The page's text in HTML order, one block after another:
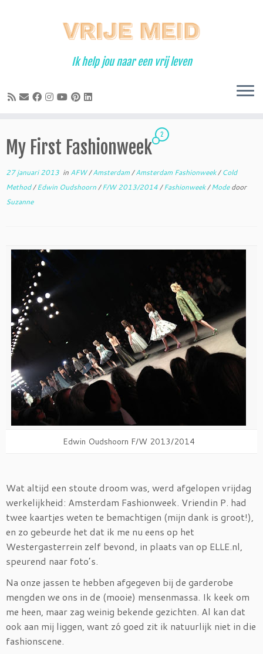
Ik help jou naar een vrij leven
My First Fashionweek
2
27 januari 2013 in AFW/Amsterdam/Amsterdam Fashionweek/Cold
Method/Edwin Oudshoorn/F/W 2013/2014/Fashionweek/Modedoor
Suzanne
Edwin Oudshoorn F/W 2013/2014
Wat altijd een stoute droom was, werd afgelopen vrijdag
werkelijkheid: Amsterdam Fashionweek. Vriendin P. had
twee kaartjes weten te bemachtigen (mijn dank is groot!),
en zo gebeurde het dat ik me nu eens op het
Westergasterrein zelf bevond, in plaats van op ELLE.nl,
speurend naar foto’s.
Na onze jassen te hebben afgegeven bij de garderobe
mengden we ons in de (mooie) mensenmassa. Ik keek om
me heen, maar zag weinig bekende gezichten. Al kan dat
ook aan mij liggen, want zó goed zit ik natuurlijk niet in die
fashionscene.